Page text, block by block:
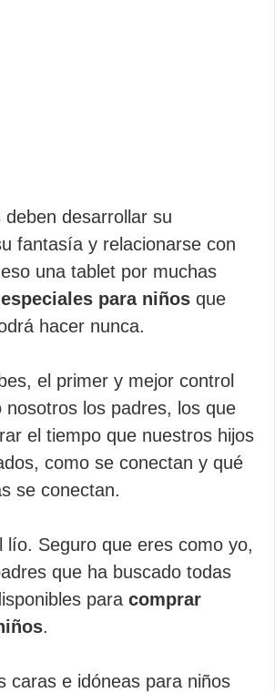
deben desarrollar su
fantasía y relacionarse con
una tablet por muchas
para niños que
hacer nunca.
el primer y mejor control
nosotros los padres, los que
el tiempo que nuestros hijos
como se conectan y qué
se conectan.
lío. Seguro que eres como yo,
que ha buscado todas
para comprar
.
caras e idóneas para niños